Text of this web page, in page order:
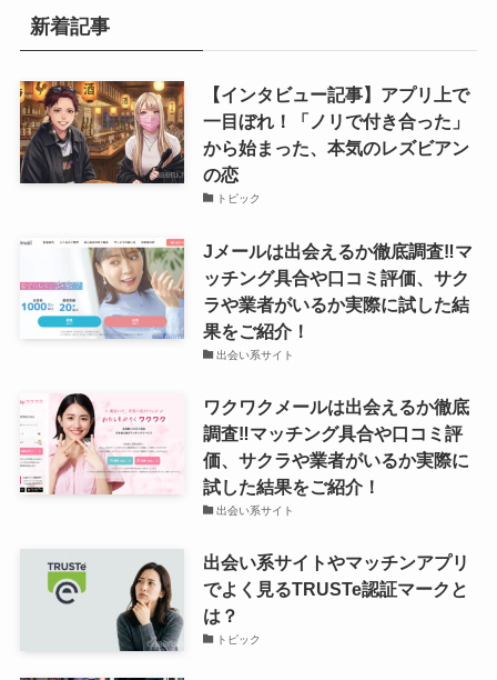
新着記事
【インタビュー記事】アプリ上で
一目ぼれ！「ノリで付き合った」
から始まった、本気のレズビアン
の恋
トピック
Jメールは出会えるか徹底調査‼マ
ッチング具合や口コミ評価、サク
ラや業者がいるか実際に試した結
果をご紹介！
出会い系サイト
ワクワクメールは出会えるか徹底
調査‼マッチング具合や口コミ評
価、サクラや業者がいるか実際に
試した結果をご紹介！
出会い系サイト
出会い系サイトやマッチンアプリ
でよく見るTRUSTe認証マークと
は？
トピック